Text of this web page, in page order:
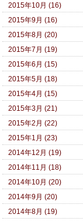
2015年10月 (16)
2015年9月 (16)
2015年8月 (20)
2015年7月 (19)
2015年6月 (15)
2015年5月 (18)
2015年4月 (15)
2015年3月 (21)
2015年2月 (22)
2015年1月 (23)
2014年12月 (19)
2014年11月 (18)
2014年10月 (20)
2014年9月 (20)
2014年8月 (19)